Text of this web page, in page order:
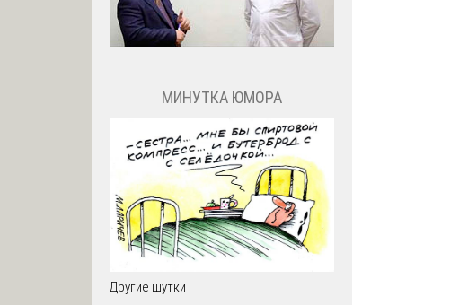
МИНУТКА ЮМОРА
Другие шутки